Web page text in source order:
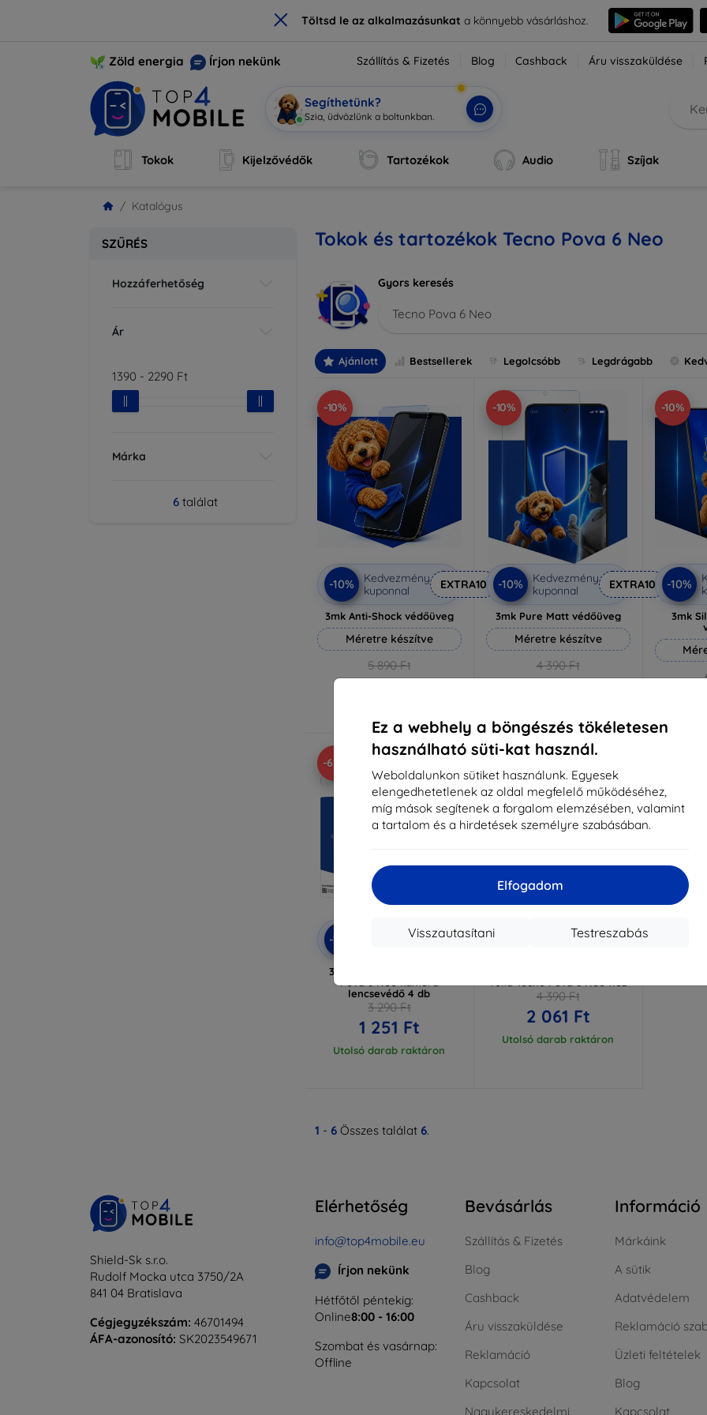
× Töltsd le az alkalmazásunkata könnyebb vásárláshoz.
Ez a webhely a böngészés tökéletesen
használható süti-kat használ.
Weboldalunkon sütiket használunk. Egyesek
elengedhetetlenek az oldal megfelelő működéséhez,
míg mások segítenek a forgalom elemzésében, valamint
a tartalom és a hirdetések személyre szabásában.
Elfogadom
Testreszabás
Visszautasítani
Zöld energia Írjon nekünk Szállítás & Fizetés Blog Cashback Áru visszaküldése
Segíthetünk?
|
Tokok Kijelzővédők Tartozékok Audio Szíjak
Katalógus
SZŰRÉS
Hozzáferhetőség
Ár
1390 - 2290 Ft
Márka
6találat
Tokok és tartozékok Tecno Pova 6 Neo
Gyors keresés
Tecno Pova 6 Neo
Ajánlott Bestsellerek Legolcsóbb Legdrágabb
-10%
-10%
Kedvezmény
kuponnal
EXTRA10
3mk Anti-Shock védőüveg
Méretre készítve
5 890 Ft
5 301 Ft
-10%
-10%
Kedvezmény
kuponnal
EXTRA10
3mk Pure Matt védőüveg
Méretre készítve
4 390 Ft
3 951 Ft
-10%
-10%
3mk
-62%
-10%
Kedvezmény
EXTRA10
3MK Lens Protect Tecno
lencsevédő 4 db
3 290 Ft
1 251 Ft
Utolsó darab raktáron
Kedvezmény
EXTRA10
4 390 Ft
2 061 Ft
Utolsó darab raktáron
1 - 6 Összes találat 6.
Shield-Sk s.r.o.
Rudolf Mocka utca 3750/2A
841 04 Bratislava
Cégjegyzékszám: 46701494
ÁFA-azonosító: SK2023549671
Elérhetőség
info@top4mobile.eu
Írjon nekünk
Hétfőtől péntekig:
Online8:00 - 16:00
Szombat és vasárnap:
Offline
Bevásárlás
Szállítás & Fizetés
Blog
Cashback
Áru visszaküldése
Reklamáció
Kapcsolat
Nagykereskedelmi
Információ
Márkáink
A sütik
Adatvédelem
Reklamáció
Üzleti feltételek
Blog
Kapcsolat